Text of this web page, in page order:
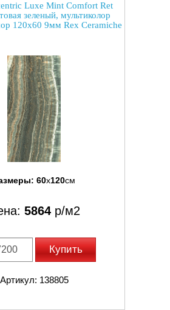
Luxe Mint Comfort Ret
зеленый, мультиколор
120x60 9мм Rex Ceramiche
60x120см
5864 р/м2
Купить
Артикул: 138805